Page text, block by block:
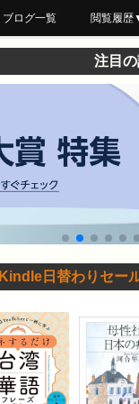
ブログ一覧 閲覧履歴
最近読ん
あとで読
ブックマ
注目
Kindle日替わりセー